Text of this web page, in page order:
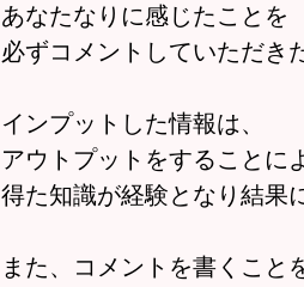
あなたなりに感じたことを
必ずコメントしていただき
インプットした情報は、
アウトプットをすることに
得た知識が経験となり結果
また、コメントを書くこと